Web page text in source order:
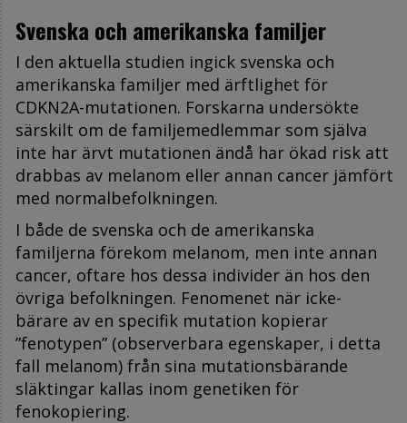
Svenska och amerikanska familjer
I den aktuella studien ingick svenska och
amerikanska familjer med ärftlighet för
CDKN2A-mutationen. Forskarna undersökte
särskilt om de familjemedlemmar som själva
inte har ärvt mutationen ändå har ökad risk att
drabbas av melanom eller annan cancer jämfört
med normalbefolkningen.
I både de svenska och de amerikanska
familjerna förekom melanom, men inte annan
cancer, oftare hos dessa individer än hos den
övriga befolkningen. Fenomenet när icke-
bärare av en specifik mutation kopierar
”fenotypen” (observerbara egenskaper, i detta
fall melanom) från sina mutationsbärande
släktingar kallas inom genetiken för
fenokopiering.